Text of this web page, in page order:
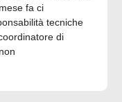
fa ci
tecniche
di